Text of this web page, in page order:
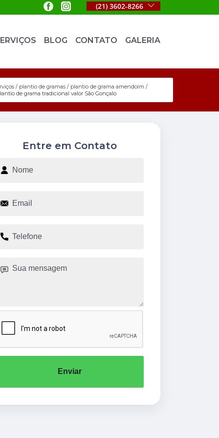
(21) 3602-8266
BLOG CONTATO GALERIA
plantio de gramas
plantio de grama amendoim
de grama tradicional valor São Gonçalo
Entre em Contato
Enviar